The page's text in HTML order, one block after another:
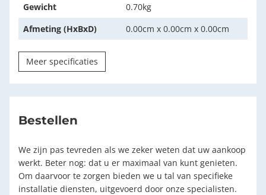
Gewicht
0.70kg
Afmeting (HxBxD)
0.00cm x 0.00cm x 0.00cm
Meer specificaties
Bestellen
We zijn pas tevreden als we zeker weten dat uw aankoop
werkt. Beter nog: dat u er maximaal van kunt genieten.
Om daarvoor te zorgen bieden we u tal van specifieke
installatie diensten, uitgevoerd door onze specialisten.